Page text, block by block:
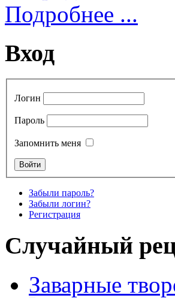
Подробнее ...
Вход
Логин
Пароль
Запомнить меня
Забыли пароль?
Забыли логин?
Регистрация
Случайный
Заварные